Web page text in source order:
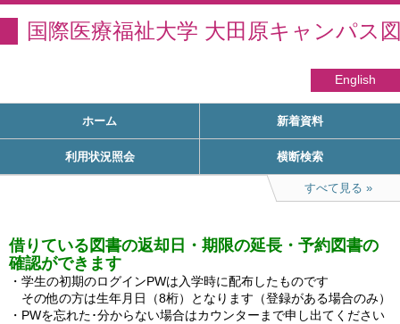
国際医療福祉大学 大田原キャンパス
English
ホーム 新着資料
利用状況照会 横断検索
すべて見る
借りている図書の返却日・期限の延長・予約図書の
確認ができます
・学生の初期のログインPWは入学時に配布したものです
その他の方は生年月日（8桁）となります（登録がある場合のみ）
・PWを忘れた･分からない場合はカウンターまで申し出てください